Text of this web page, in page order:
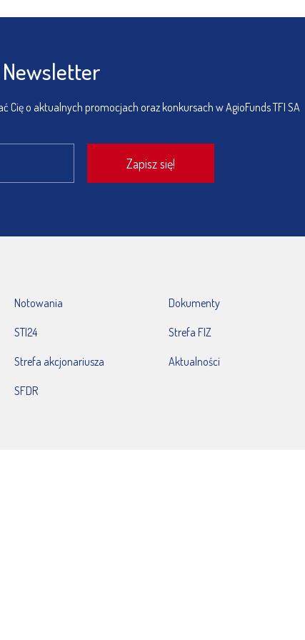
Newsletter
Cię o aktualnych promocjach oraz konkursach w AgioFunds TFI SA
Notowania
STI24
Strefa akcjonariusza
SFDR
Dokumenty
Strefa FIZ
Aktualności